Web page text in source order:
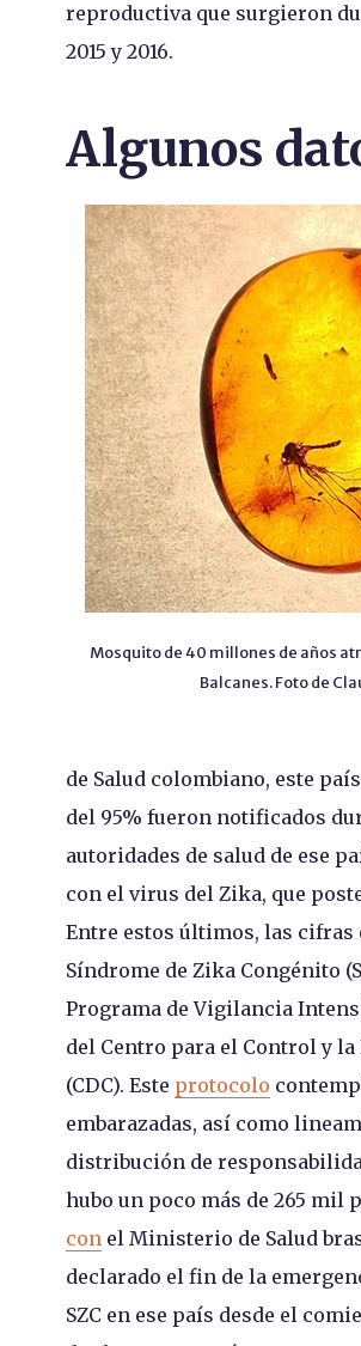
reproductiva que surgieron
2015 y 2016.
Algunos
Mosquito de 40 millones de años
Balcanes. Foto de
de Salud colombiano, este
del 95% fueron notificados
autoridades de salud de ese
con el virus del Zika, que
Entre estos últimos, las
Síndrome de Zika Congénito
Programa de Vigilancia
del Centro para el Control y la
(CDC). Este protocolo
embarazadas, así como
distribución de
hubo un poco más de 265 mil
conel Ministerio de Salud
declarado el fin de la
SZC en ese país desde el